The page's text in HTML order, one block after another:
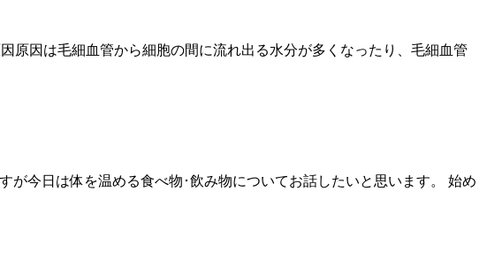
原因は毛細血管から細胞の間に流れ出る水分が多くなったり、毛細血管
今日は体を温める食べ物･飲み物についてお話したいと思います。 始め